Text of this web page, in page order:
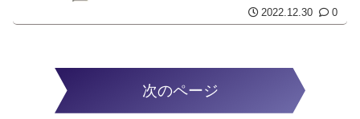
2022.12.30 0
次のページ